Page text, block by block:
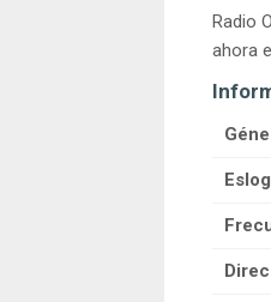
Radio
ahora